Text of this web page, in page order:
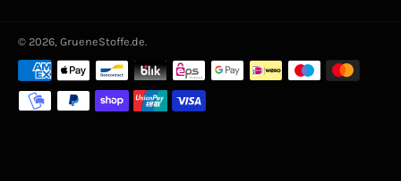
© 2026, GrueneStoffe.de
Zahlungsarten